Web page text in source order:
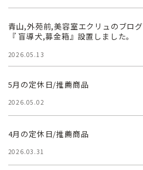
青山,外苑前,美容室エクリュのブログ
『 盲導犬,募金箱』設置しました。
2026.05.13
5月の定休日/推薦商品
2026.05.02
4月の定休日/推薦商品
2026.03.31